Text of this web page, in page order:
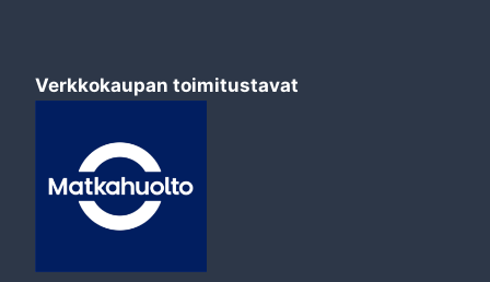
Verkkokaupan toimitustavat